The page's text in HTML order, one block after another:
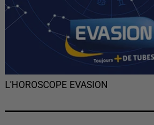
L'HOROSCOPE EVASION